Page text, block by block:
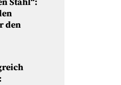
Stahl“:
den